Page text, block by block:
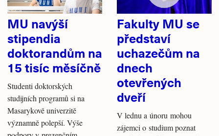
MU navýší
stipendia
doktorandům na
15 tisíc měsíčně
Studenti doktorských
studijních programů si na
Masarykově univerzitě
významně polepší. Výše
Fakulty MU se
představí
uchazečům na
dnech
otevřených
dveří
V lednu a únoru mohou
zájemci o studium poznat